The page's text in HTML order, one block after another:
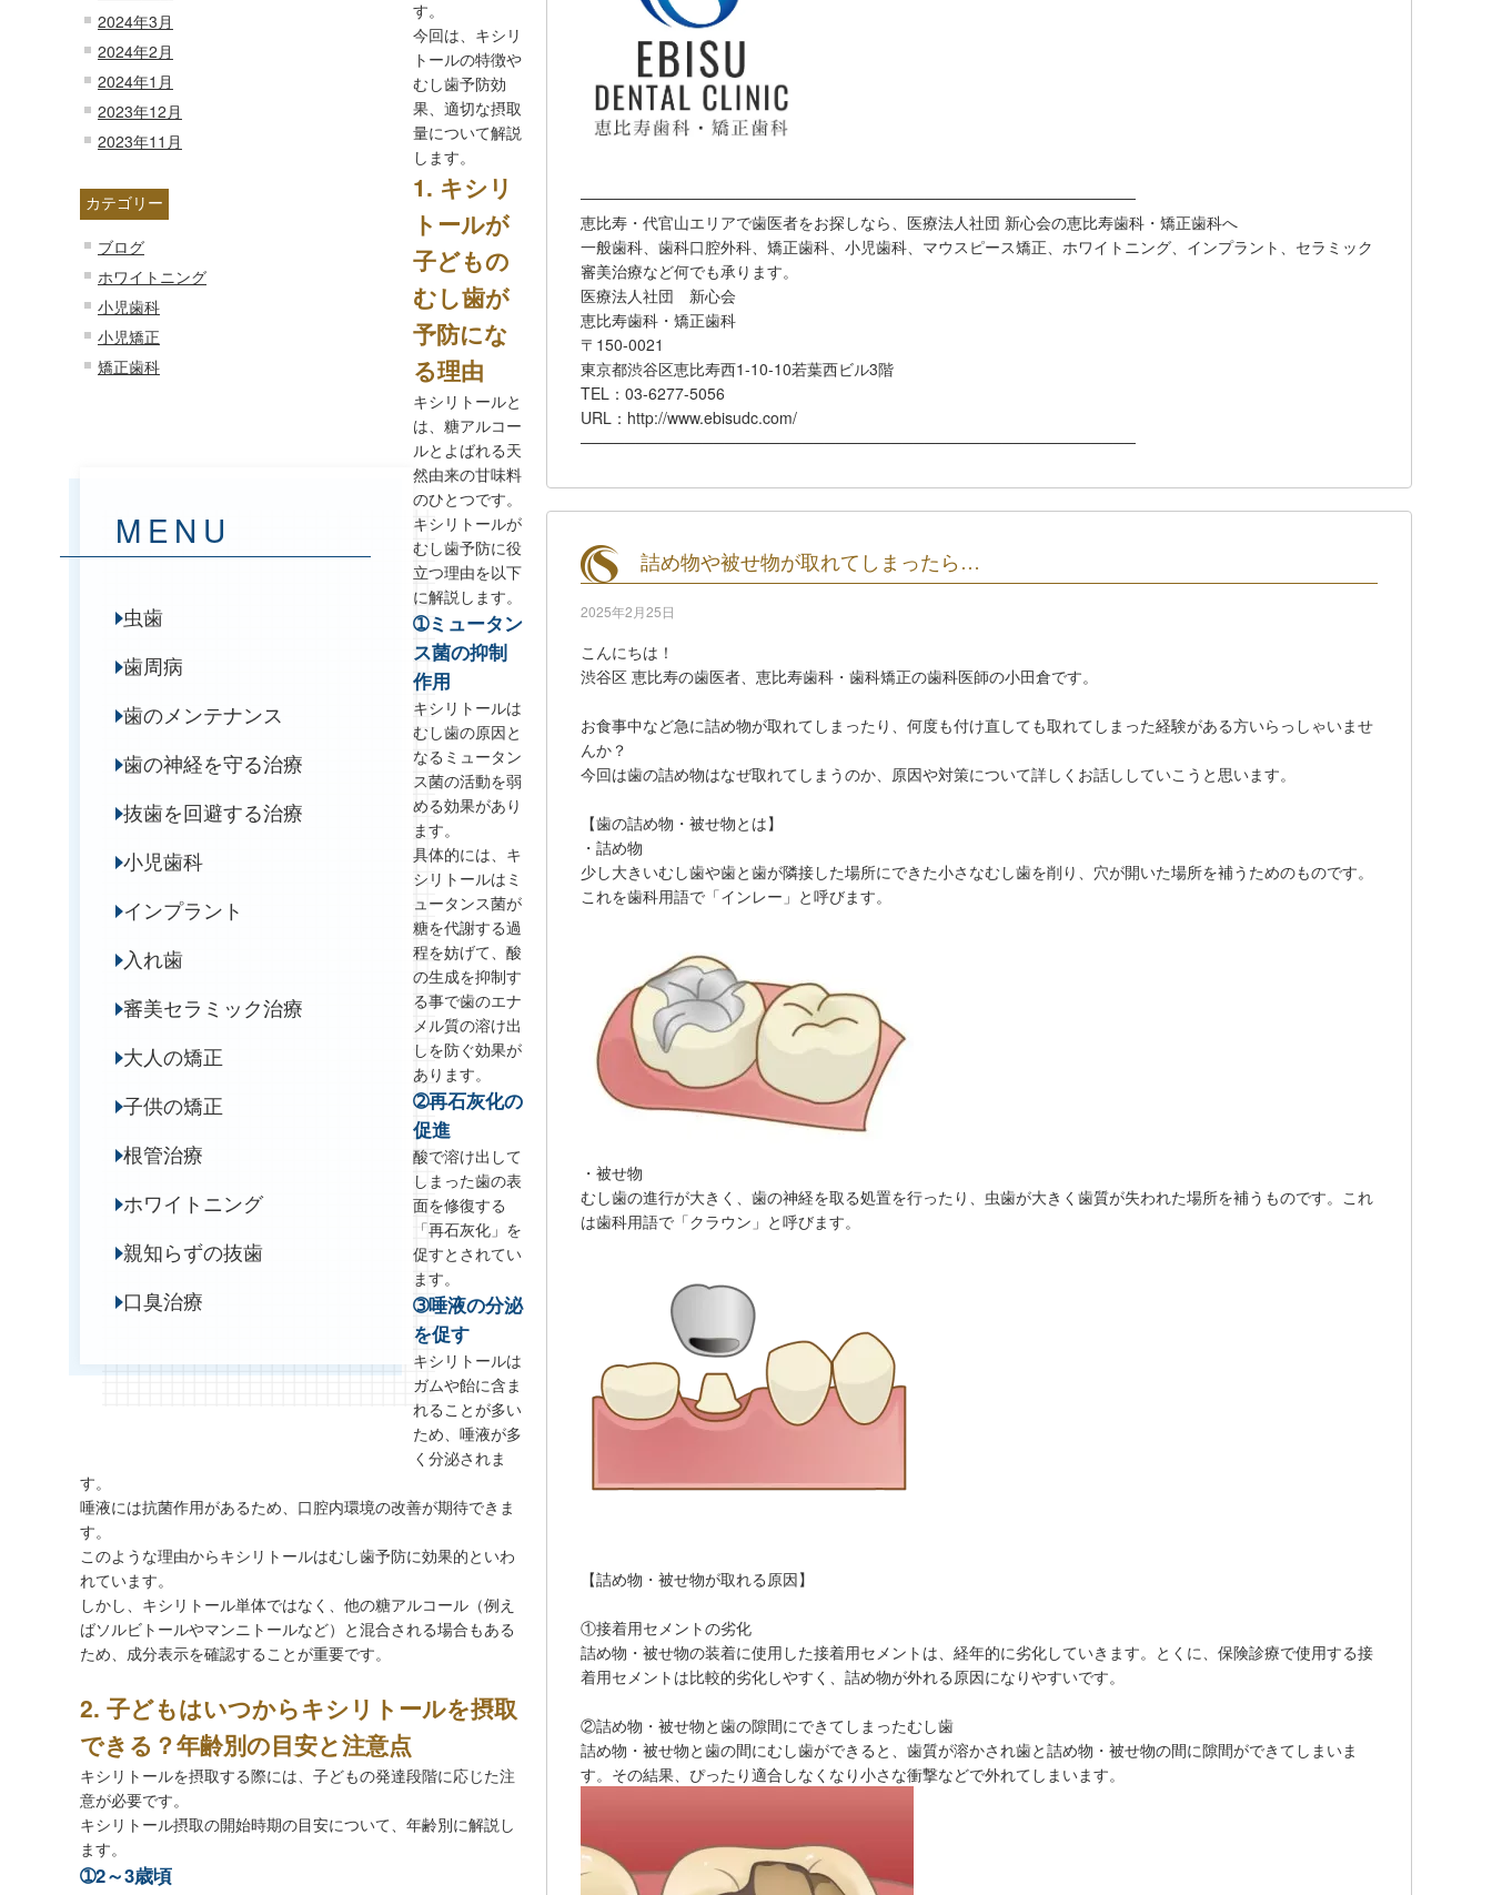
2024年3月
2024年2月
2024年1月
2023年12月
2023年11月
カテゴリー
ブログ
ホワイトニング
小児歯科
小児矯正
矯正歯科
MENU
虫歯
歯周病
歯のメンテナンス
歯の神経を守る治療
抜歯を回避する治療
小児歯科
インプラント
入れ歯
審美セラミック治療
大人の矯正
子供の矯正
根管治療
ホワイトニング
親知らずの抜歯
口臭治療
──────────────────────────────────────────────────
恵比寿・代官山エリアで歯医者をお探しなら、医療法人社団 新心会の恵比寿歯科・矯正歯科へ
一般歯科、歯科口腔外科、矯正歯科、小児歯科、マウスピース矯正、ホワイトニング、インプラント、セラミック
審美治療など何でも承ります。
医療法人社団 新心会
恵比寿歯科・矯正歯科
〒150-0021
東京都渋谷区恵比寿西1-10-10若葉西ビル3階
TEL：03-6277-5056
URL：http://www.ebisudc.com/
──────────────────────────────────────────────────
詰め物や被せ物が取れてしまったら…
2025年2月25日
こんにちは！
渋谷区 恵比寿の歯医者、恵比寿歯科・歯科矯正の歯科医師の小田倉です。
お食事中など急に詰め物が取れてしまったり、何度も付け直しても取れてしまった経験がある方いらっしゃいませ
んか？
今回は歯の詰め物はなぜ取れてしまうのか、原因や対策について詳しくお話ししていこうと思います。
【歯の詰め物・被せ物とは】
・詰め物
少し大きいむし歯や歯と歯が隣接した場所にできた小さなむし歯を削り、穴が開いた場所を補うためのものです。
これを歯科用語で「インレー」と呼びます。
・被せ物
むし歯の進行が大きく、歯の神経を取る処置を行ったり、虫歯が大きく歯質が失われた場所を補うものです。これ
は歯科用語で「クラウン」と呼びます。
【詰め物・被せ物が取れる原因】
①接着用セメントの劣化
詰め物・被せ物の装着に使用した接着用セメントは、経年的に劣化していきます。とくに、保険診療で使用する接
着用セメントは比較的劣化しやすく、詰め物が外れる原因になりやすいです。
②詰め物・被せ物と歯の隙間にできてしまったむし歯
詰め物・被せ物と歯の間にむし歯ができると、歯質が溶かされ歯と詰め物・被せ物の間に隙間ができてしまいま
す。その結果、ぴったり適合しなくなり小さな衝撃などで外れてしまいます。
す。
今回は、キシリ
トールの特徴や
むし歯予防効
果、適切な摂取
量について解説
します。
1. キシリ
トールが
子どもの
むし歯が
予防にな
る理由
キシリトールと
は、糖アルコー
ルとよばれる天
然由来の甘味料
のひとつです。
キシリトールが
むし歯予防に役
立つ理由を以下
に解説します。
➀ミュータン
ス菌の抑制
作用
キシリトールは
むし歯の原因と
なるミュータン
ス菌の活動を弱
める効果があり
ます。
具体的には、キ
シリトールはミ
ュータンス菌が
糖を代謝する過
程を妨げて、酸
の生成を抑制す
る事で歯のエナ
メル質の溶け出
しを防ぐ効果が
あります。
➁再石灰化の
促進
酸で溶け出して
しまった歯の表
面を修復する
「再石灰化」を
促すとされてい
ます。
➂唾液の分泌
を促す
キシリトールは
ガムや飴に含ま
れることが多い
ため、唾液が多
く分泌されま
す。
唾液には抗菌作用があるため、口腔内環境の改善が期待できま
す。
このような理由からキシリトールはむし歯予防に効果的といわ
れています。
しかし、キシリトール単体ではなく、他の糖アルコール（例え
ばソルビトールやマンニトールなど）と混合される場合もある
ため、成分表示を確認することが重要です。
2. 子どもはいつからキシリトールを摂取
できる？年齢別の目安と注意点
キシリトールを摂取する際には、子どもの発達段階に応じた注
意が必要です。
キシリトール摂取の開始時期の目安について、年齢別に解説し
ます。
➀2～3歳頃